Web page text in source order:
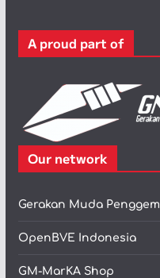
r
A proud part of
Our network
Gerakan Muda
OpenBVE Indonesia
GM-MarKA Shop